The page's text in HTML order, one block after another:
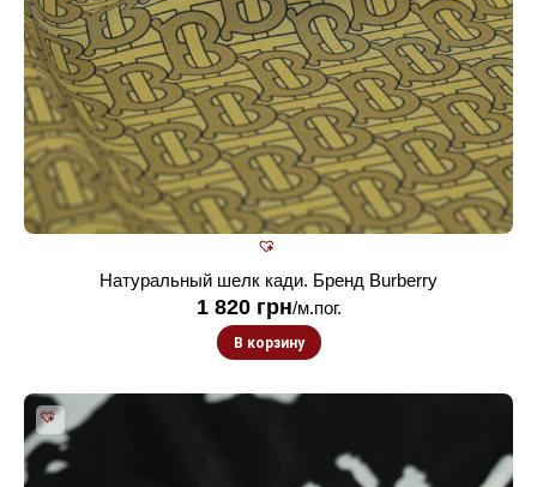
Натуральный шелк кади. Бренд Burberry
1 820 грн/м.пог.
В корзину